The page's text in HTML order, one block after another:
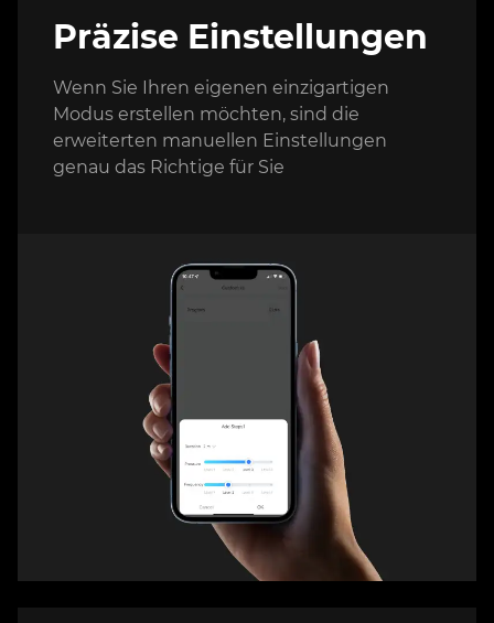
Präzise Einstellungen
Wenn Sie Ihren eigenen einzigartigen
Modus erstellen möchten, sind die
erweiterten manuellen Einstellungen
genau das Richtige für Sie